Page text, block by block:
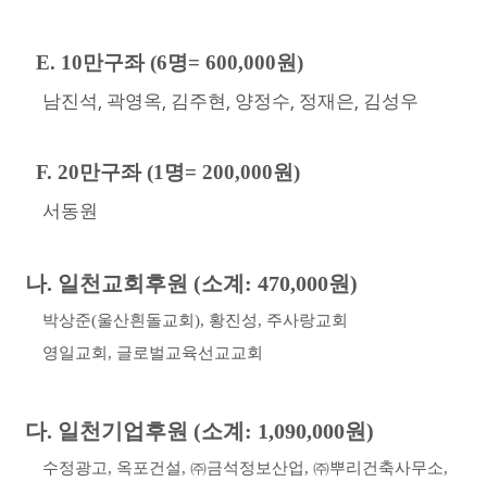
E. 10만구좌(6명= 600,000원)
남진석, 곽영옥, 김주현, 양정수, 정재은, 김성우
F. 20만구좌(1 명= 200,000원)
서동원
나. 일천교회후원 (소계 : 470,000원)
박상준(울산흰돌교회 ), 황진성, 주사랑교회
영일교회 , 글로벌교육선교교회
다. 일천기업후원 (소계 : 1,090,000원)
수정광고, 옥포건설, ㈜금석정보산업, ㈜뿌리건축사무소,